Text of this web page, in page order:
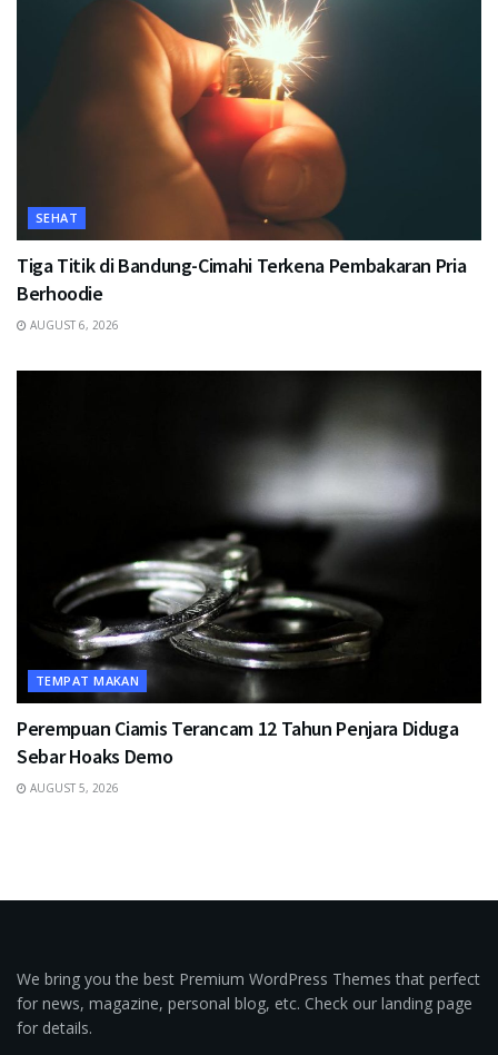
SEHAT
Tiga Titik di Bandung-Cimahi Terkena Pembakaran Pria
Berhoodie
AUGUST 6, 2026
TEMPAT MAKAN
Perempuan Ciamis Terancam 12 Tahun Penjara Diduga
Sebar Hoaks Demo
AUGUST 5, 2026
We bring you the best Premium WordPress Themes that perfect
for news, magazine, personal blog, etc. Check our landing page
for details.